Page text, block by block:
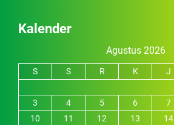
Kalender
Agustus 2026
S S R K J
3
4 5 6 7
10
11 12 13 14